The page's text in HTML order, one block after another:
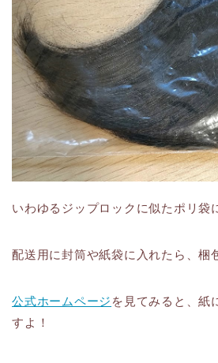
いわゆるジップロックに似たポリ袋
配送用に封筒や紙袋に入れたら、梱
公式ホームページ を見てみると、紙
すよ！